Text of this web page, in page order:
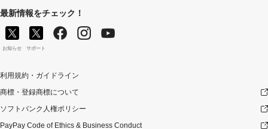
最新情報をチェック！
お知らせ サポート
利用規約・ガイドライン
商標・登録商標について
ソフトバンク人権ポリシー
PayPay Code of Ethics & Business Conduct